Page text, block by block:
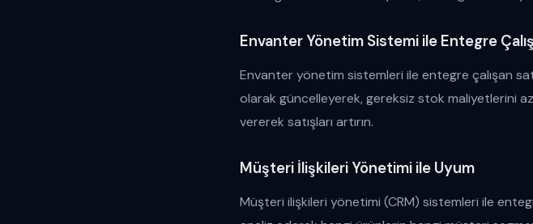
Envanter Yönetim Sistemi ile Entegre
Envanter yönetim sistemleri ile entegre çalışan
olarak güncelleyerek, gereksiz stok maliyetlerini
vererek satışları artırın.
Müşteri İlişkileri Yönetimi ile Uyum
Müşteri ilişkileri yönetimi (CRM) sistemleri ile